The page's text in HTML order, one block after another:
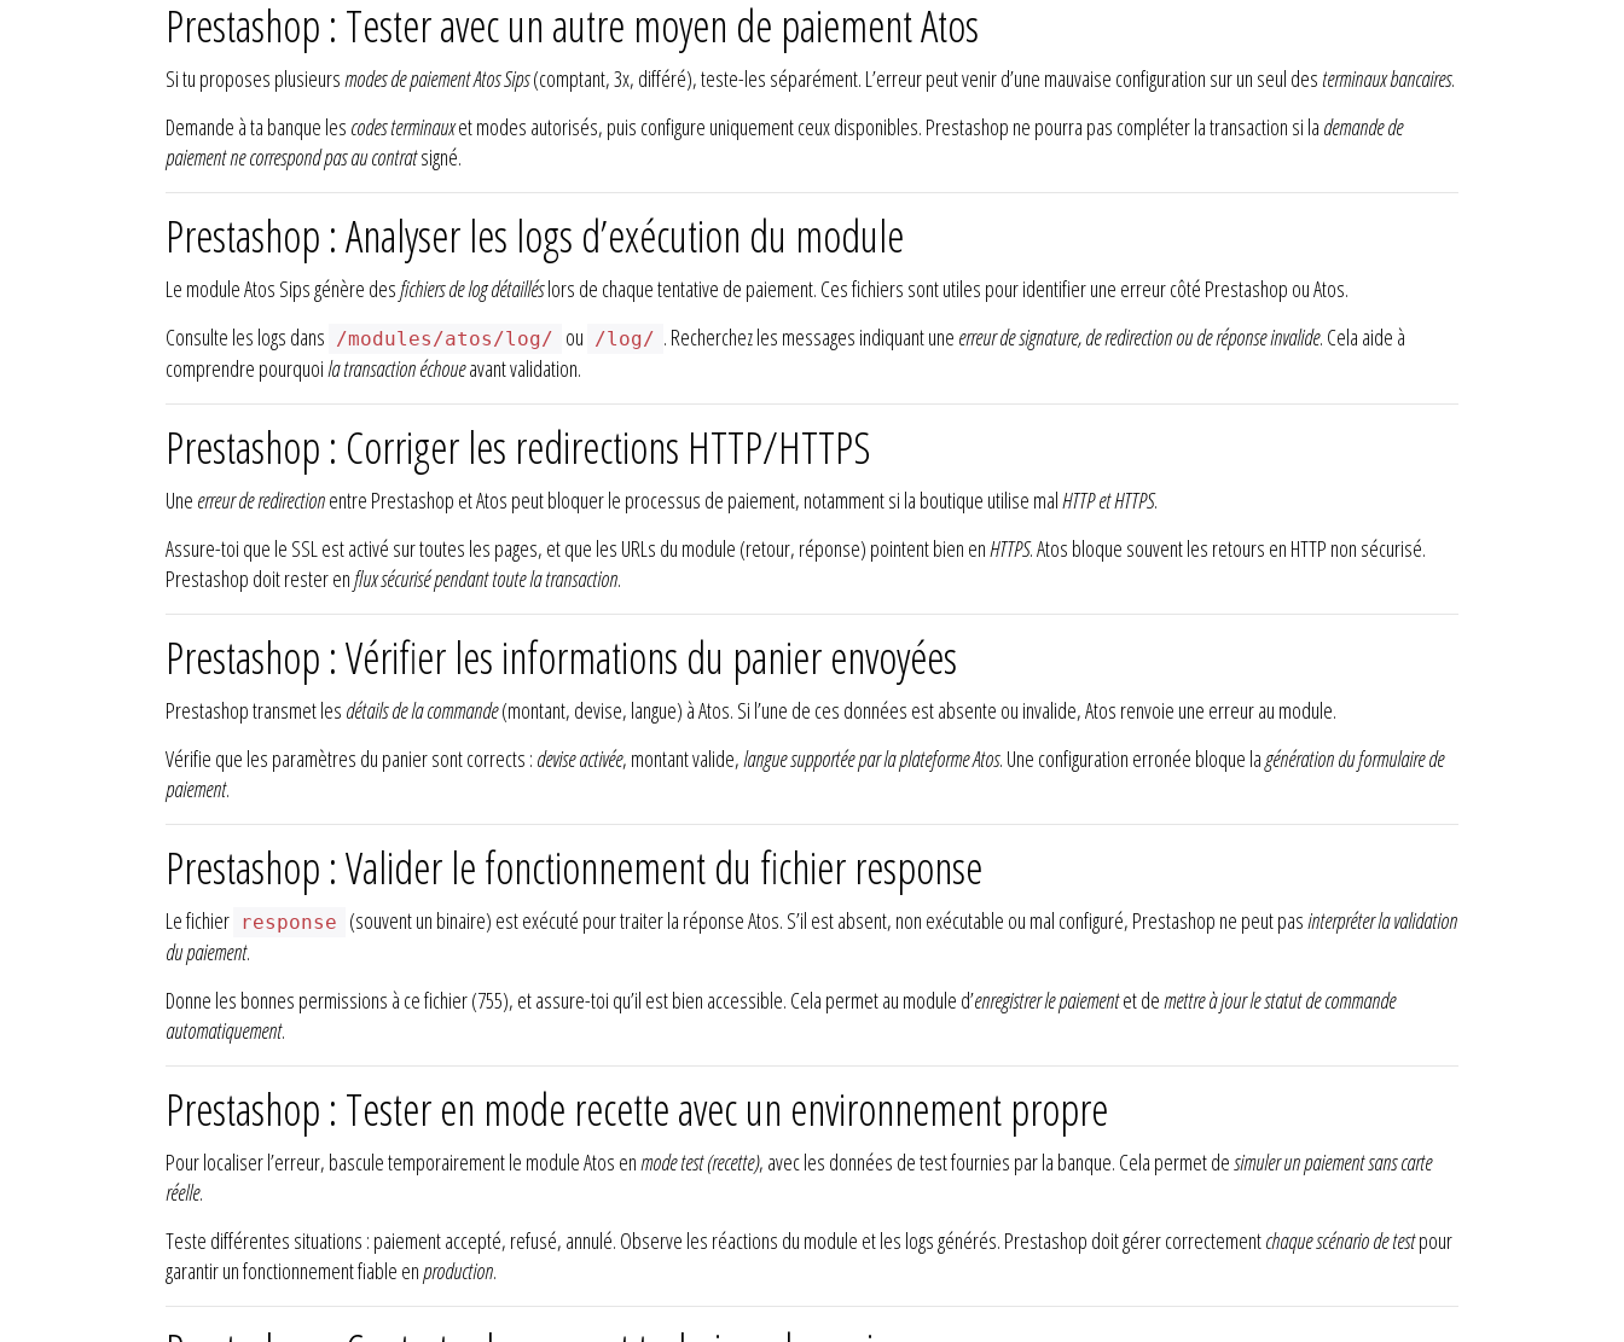
Prestashop : Tester avec un autre moyen de paiement Atos
Si tu proposes plusieursmodes de paiement Atos Sips(comptant, 3x, différé), teste-les séparément. L’erreur peut venir d’une mauvaise configuration sur un seul desterminaux bancaires.
Demande à ta banque les codes terminauxet modes autorisés, puis configure uniquement ceux disponibles. Prestashop ne pourra pas compléter la transaction si la demande de
paiement ne correspond pas au contratsigné.
Prestashop : Analyser les logs d’exécution du module
Le module Atos Sips génère desfichiers de log détailléslors de chaque tentative de paiement. Ces fichiers sont utiles pour identifier une erreur côté Prestashop ou Atos.
Consulte les logs dans /modules/atos/log/ ou /log/ . Recherchez les messages indiquant une erreur de signature, de redirection ou de réponse invalide. Cela aide à
comprendre pourquoila transaction échoueavant validation.
Prestashop : Corriger les redirections HTTP/HTTPS
Une erreur de redirectionentre Prestashop et Atos peut bloquer le processus de paiement, notamment si la boutique utilise malHTTP et HTTPS.
Assure-toi que le SSL est activé sur toutes les pages, et que les URLs du module (retour, réponse) pointent bien enHTTPS. Atos bloque souvent les retours en HTTP non sécurisé.
Prestashop doit rester enflux sécurisé pendant toute la transaction.
Prestashop : Vérifier les informations du panier envoyées
Prestashop transmet les détails de la commande(montant, devise, langue) à Atos. Si l’une de ces données est absente ou invalide, Atos renvoie une erreur au module.
Vérifie que les paramètres du panier sont corrects : devise activée, montant valide,langue supportée par la plateforme Atos. Une configuration erronée bloque lagénération du formulaire de
paiement.
Prestashop : Valider le fonctionnement du fichier response
Le fichier response (souvent un binaire) est exécuté pour traiter la réponse Atos. S’il est absent, non exécutable ou mal configuré, Prestashop ne peut pasinterpréter la validation
du paiement.
Donne les bonnes permissions à ce fichier (755), et assure-toi qu’il est bien accessible. Cela permet au module d’enregistrer le paiementet demettre à jour le statut de commande
automatiquement.
Prestashop : Tester en mode recette avec un environnement propre
Pour localiser l’erreur, bascule temporairement le module Atos enmode test (recette), avec les données de test fournies par la banque. Cela permet desimuler un paiement sans carte
réelle.
Teste différentes situations : paiement accepté, refusé, annulé. Observe les réactions du module et les logs générés. Prestashop doit gérer correctementchaque scénario de testpour
garantir un fonctionnement fiable enproduction.